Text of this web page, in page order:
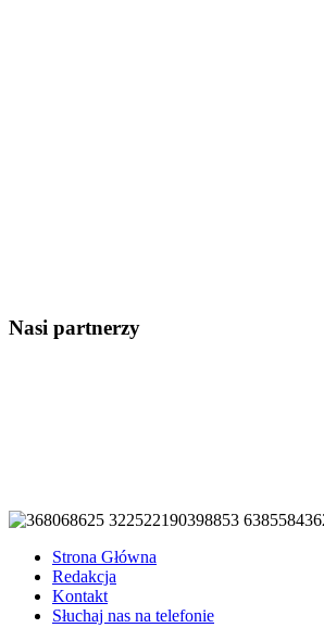
Nasi partnerzy
Strona Główna
Redakcja
Kontakt
Słuchaj nas na telefonie